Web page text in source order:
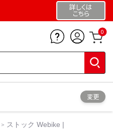
詳しくは
こちら
0
変更
ストック Webike |